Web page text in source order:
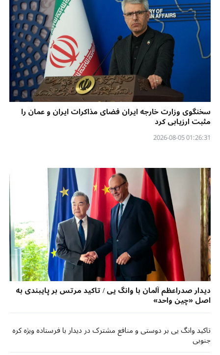
سخنگوی وزارت خارجه ایران فضای مذاکرات ایران و عمان را
مثبت ارزیابی کرد
01:26:31 2026-08-05
دیدار صدراعظم آلمان با وانگ یی ​​/ تاکید مرتس بر پایبندی به
اصل «چین واحد»
تاکید وانگ یی بر دوستی و منافع مشترک در دیدار با فرستاده ویژه کره
جنوبی